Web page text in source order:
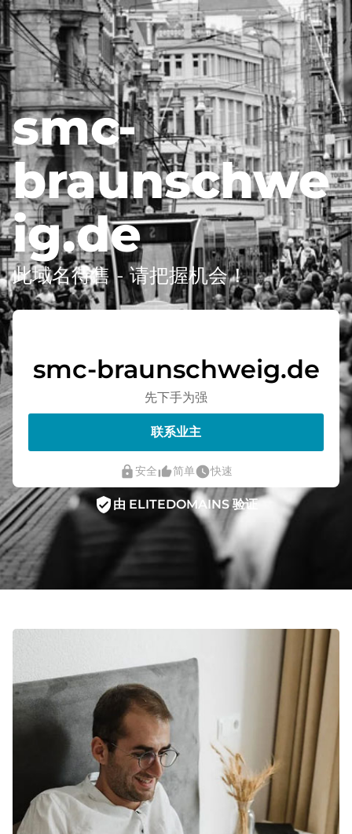
smc-
braunschwe
ig.de
此域名待售 - 请把握机会！
smc-braunschweig.de
先下手为强
联系业主
lock安全thumb_up_alt简单watch_later快速
verified_user 由 ELITEDOMAINS 验证